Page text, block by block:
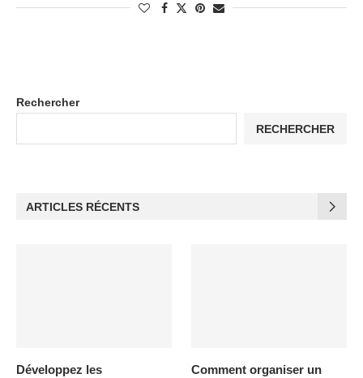
Rechercher
RECHERCHER
ARTICLES RÉCENTS
Développez les
Comment organiser un